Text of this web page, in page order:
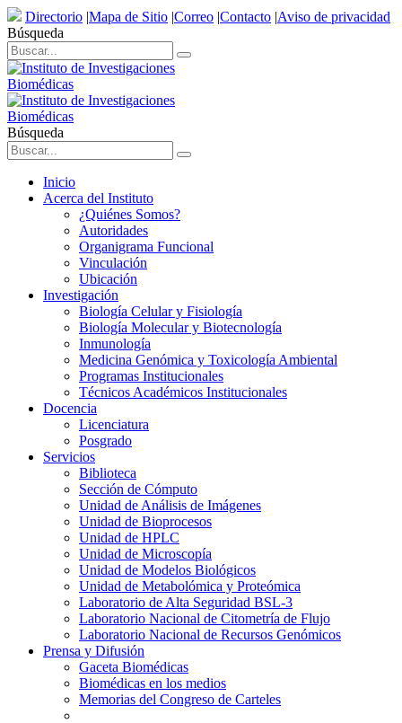
Directorio |Mapa de Sitio |Correo |Contacto |Aviso de privacidad
Búsqueda
Búsqueda
Inicio
Acerca del Instituto
¿Quiénes Somos?
Autoridades
Organigrama Funcional
Vinculación
Ubicación
Investigación
Biología Celular y Fisiología
Biología Molecular y Biotecnología
Inmunología
Medicina Genómica y Toxicología Ambiental
Programas Institucionales
Técnicos Académicos Institucionales
Docencia
Licenciatura
Posgrado
Servicios
Biblioteca
Sección de Cómputo
Unidad de Análisis de Imágenes
Unidad de Bioprocesos
Unidad de HPLC
Unidad de Microscopía
Unidad de Modelos Biológicos
Unidad de Metabolómica y Proteómica
Laboratorio de Alta Seguridad BSL-3
Laboratorio Nacional de Citometría de Flujo
Laboratorio Nacional de Recursos Genómicos
Prensa y Difusión
Gaceta Biomédicas
Biomédicas en los medios
Memorias del Congreso de Carteles